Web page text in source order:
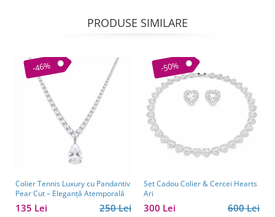
PRODUSE SIMILARE
-46%
Colier Tennis Luxury cu Pandantiv
Pear Cut – Eleganță Atemporală
250 Lei
135 Lei
-50%
Set Cadou Colier & Cercei Hearts
Ari
600 Lei
300 Lei